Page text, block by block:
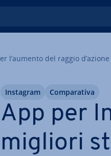
l’aumento del raggio d’azione
App per
migliori
Instagram Com­pa­ra­ti­va